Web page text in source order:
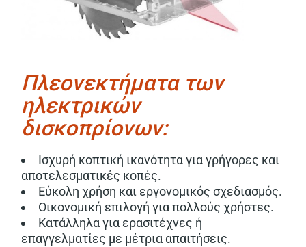
Πλεονεκτήματα των
ηλεκτρικών
δισκοπρίονων:
Ισχυρή κοπτική ικανότητα για γρήγορες και
αποτελεσματικές κοπές.
Εύκολη χρήση και εργονομικός σχεδιασμός.
Οικονομική επιλογή για πολλούς χρήστες.
Κατάλληλα για ερασιτέχνες ή
επαγγελματίες με μέτρια απαιτήσεις.